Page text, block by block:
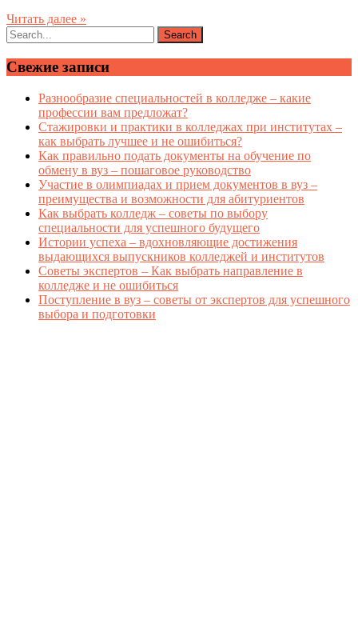
Читать далее »
Свежие записи
Разнообразие специальностей в колледже – какие
профессии вам предложат?
Стажировки и практики в колледжах при институтах –
как выбрать лучшее и не ошибиться?
Как правильно подать документы на обучение по
обмену в вуз – пошаговое руководство
Участие в олимпиадах и прием документов в вуз –
преимущества и возможности для абитуриентов
Как выбрать колледж – советы по выбору
специальности для успешного будущего
Истории успеха – вдохновляющие достижения
выдающихся выпускников колледжей и институтов
Советы экспертов – Как выбрать направление в
колледже и не ошибиться
Поступление в вуз – советы от экспертов для успешного
выбора и подготовки